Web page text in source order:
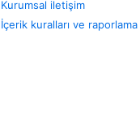
Kurumsal iletişim
İçerik kuralları ve raporlama